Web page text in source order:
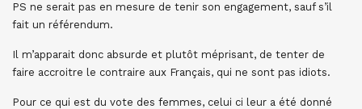
PS ne serait pas en mesure de tenir son engagement, sauf s’il
fait un référendum.
Il m’apparait donc absurde et plutôt méprisant, de tenter de
faire accroitre le contraire aux Français, qui ne sont pas idiots.
Pour ce qui est du vote des femmes, celui ci leur a été donné